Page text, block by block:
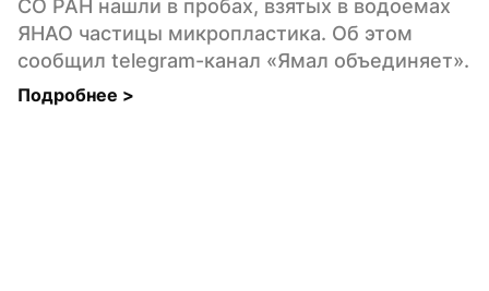
СО РАН нашли в пробах, взятых в водоемах
ЯНАО частицы микропластика. Об этом
сообщил telegram-канал «Ямал объединяет».
Подробнее >